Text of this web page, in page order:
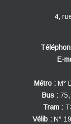
4,
E-
Métro : M°
Bus :
Tram :
Vélib : N°